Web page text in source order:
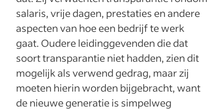
salaris, vrije dagen, prestaties en andere
aspecten van hoe een bedrijf te werk
gaat. Oudere leidinggevenden die dat
soort transparantie niet hadden, zien dit
mogelijk als verwend gedrag, maar zij
moeten hierin worden bijgebracht, want
de nieuwe generatie is simpelweg